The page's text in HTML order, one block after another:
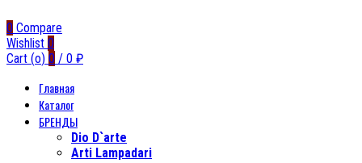
0 Compare
Wishlist 0
Cart (o) 0 / 0 ₽
Главная
Каталог
БРЕНДЫ
Dio D`arte
Arti Lampadari